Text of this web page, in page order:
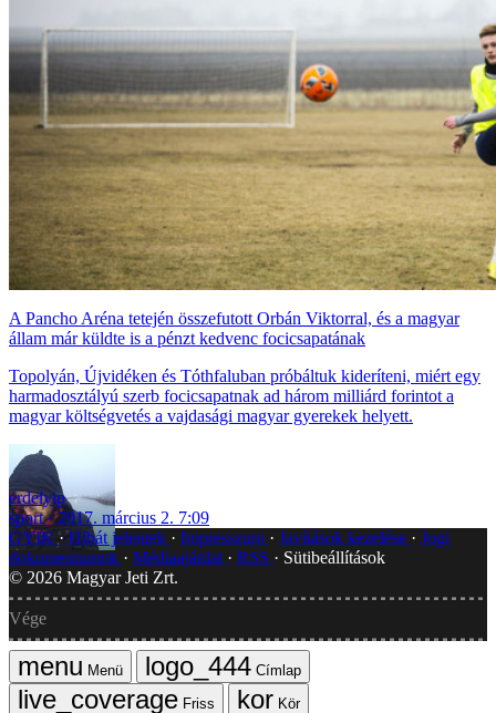
A Pancho Aréna tetején összefutott Orbán Viktorral, és a magyar
állam már küldte is a pénzt kedvenc focicsapatának
Topolyán, Újvidéken és Tóthfaluban próbáltuk kideríteni, miért egy
harmadosztályú szerb focicsapatnak ad három milliárd forintot a
magyar költségvetés a vajdasági magyar gyerekek helyett.
erdelyip
sport
2017. március 2. 7:09
GYIK
Hibát jelentek Impresszum Javítások kezelése
Jogi
dokumentumok
Médiaajánlat RSS
Sütibeállítások
© 2026 Magyar Jeti Zrt.
Vége
Menü
Címlap
Friss
Kör